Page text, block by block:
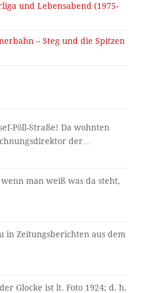
und Lebensabend (1975-
– Steg und die Spitzen
Pöll-Straße! Da wohnten
der…
wenn man weiß was da steht,
in Zeitungsberichten aus dem
Glocke ist lt. Foto 1924; d. h.